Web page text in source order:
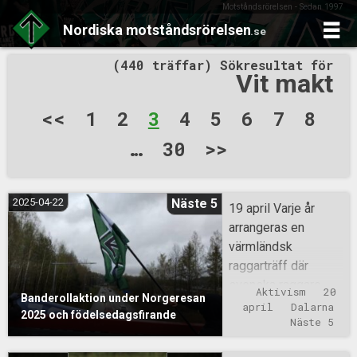
Motståndsrörelsen - Sedan 1997
Nordiska motståndsrörelsen.se
to
(440 träffar) Sökresultat för
Vit makt
Sidnumrering
<< 1 2 3 4 5 6 7
8
…
30 >>
Banderollaktion under Norgeresan
2025 och födelsedagsfirande
2025-04-22 Näste 5
19 april Varje år
arrangeras en
värmländsk
raggarträff där
svenska raggare
åker över till Norge,
ofta i karavaner av
Aktivism
20
april
Dalarna
Näste 5